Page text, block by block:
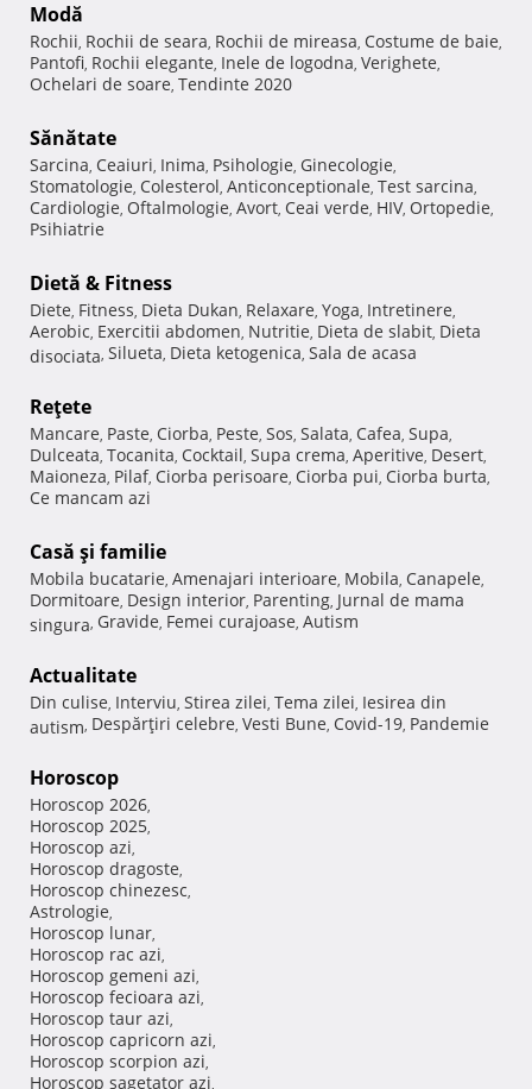
Modă
Rochii, Rochii de seara, Rochii de mireasa, Costume de baie,
Pantofi, Rochii elegante, Inele de logodna, Verighete,
Ochelari de soare, Tendinte 2020
Sănătate
Sarcina, Ceaiuri, Inima, Psihologie, Ginecologie,
Stomatologie, Colesterol, Anticonceptionale, Test sarcina,
Cardiologie, Oftalmologie, Avort, Ceai verde, HIV, Ortopedie,
Psihiatrie
Dietă & Fitness
Diete, Fitness, Dieta Dukan, Relaxare, Yoga, Intretinere,
Aerobic, Exercitii abdomen, Nutritie, Dieta de slabit, Dieta
disociata, Silueta, Dieta ketogenica, Sala de acasa
Reţete
Mancare, Paste, Ciorba, Peste, Sos, Salata, Cafea, Supa,
Dulceata, Tocanita, Cocktail, Supa crema, Aperitive, Desert,
Maioneza, Pilaf, Ciorba perisoare, Ciorba pui, Ciorba burta,
Ce mancam azi
Casă şi familie
Mobila bucatarie, Amenajari interioare, Mobila, Canapele,
Dormitoare, Design interior, Parenting, Jurnal de mama
singura, Gravide, Femei curajoase, Autism
Actualitate
Din culise, Interviu, Stirea zilei, Tema zilei, Iesirea din
autism, Despărţiri celebre, Vesti Bune, Covid-19, Pandemie
Horoscop
Horoscop 2026,
Horoscop 2025,
Horoscop azi,
Horoscop dragoste,
Horoscop chinezesc,
Astrologie,
Horoscop lunar,
Horoscop rac azi,
Horoscop gemeni azi,
Horoscop fecioara azi,
Horoscop taur azi,
Horoscop capricorn azi,
Horoscop scorpion azi,
Horoscop sagetator azi,